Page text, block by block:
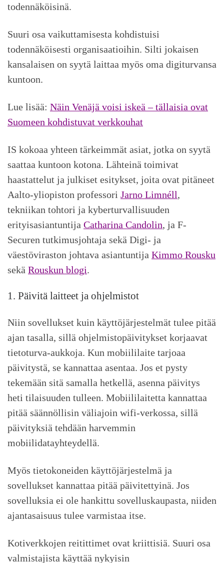
todennäköisinä.
Suuri osa vaikuttamisesta kohdistuisi
todennäköisesti organisaatioihin. Silti jokaisen
kansalaisen on syytä laittaa myös oma digiturvansa
kuntoon.
Lue lisää: Näin Venäjä voisi iskeä – tällaisia ovat
Suomeen kohdistuvat verkko­uhat
IS kokoaa yhteen tärkeimmät asiat, jotka on syytä
saattaa kuntoon kotona. Lähteinä toimivat
haastattelut ja julkiset esitykset, joita ovat pitäneet
Aalto-yliopiston professori Jarno Limnéll,
tekniikan tohtori ja kyberturvallisuuden
erityisasiantuntija Catharina Candolin, ja F-
Securen tutkimusjohtaja sekä Digi- ja
väestöviraston johtava asiantuntija Kimmo Rousku
sekä Rouskun blogi.
1. Päivitä laitteet ja ohjelmistot
Niin sovellukset kuin käyttöjärjestelmät tulee pitää
ajan tasalla, sillä ohjelmistopäivitykset korjaavat
tietoturva-aukkoja. Kun mobiililaite tarjoaa
päivitystä, se kannattaa asentaa. Jos et pysty
tekemään sitä samalla hetkellä, asenna päivitys
heti tilaisuuden tulleen. Mobiililaitetta kannattaa
pitää säännöllisin väliajoin wifi-verkossa, sillä
päivityksiä tehdään harvemmin
mobiilidatayhteydellä.
Myös tietokoneiden käyttöjärjestelmä ja
sovellukset kannattaa pitää päivitettyinä. Jos
sovelluksia ei ole hankittu sovelluskaupasta, niiden
ajantasaisuus tulee varmistaa itse.
Kotiverkkojen reitittimet ovat kriittisiä. Suuri osa
valmistajista käyttää nykyisin